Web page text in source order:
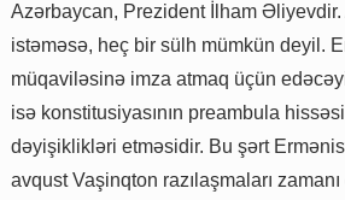
Azərbaycan, Prezident İlham Əliyevdir.
istəməsə, heç bir sülh mümkün deyil.
müqaviləsinə imza atmaq üçün
isə konstitusiyasının preambula
dəyişiklikləri etməsidir. Bu şərt
avqust Vaşinqton razılaşmaları